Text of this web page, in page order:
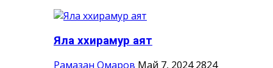
Яла ххирамур аят
Рамазан Омаров Май 7, 2024 2824